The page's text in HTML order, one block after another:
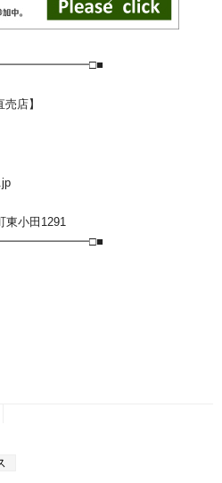
店】
東小田1291